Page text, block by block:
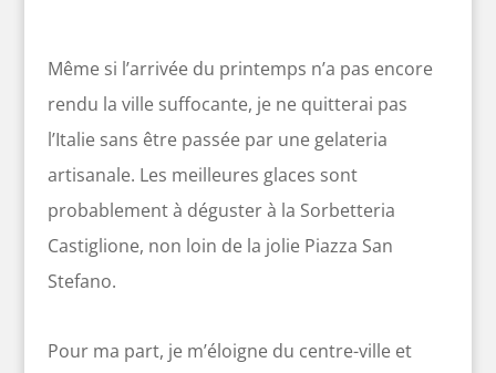
Même si l’arrivée du printemps n’a pas encore
rendu la ville suffocante, je ne quitterai pas
l’Italie sans être passée par une gelateria
artisanale. Les meilleures glaces sont
probablement à déguster à la Sorbetteria
Castiglione, non loin de la jolie Piazza San
Stefano.
Pour ma part, je m’éloigne du centre-ville et